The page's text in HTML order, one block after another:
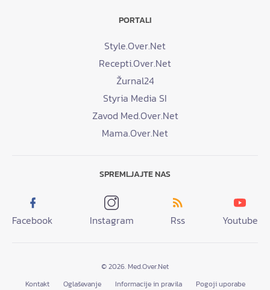
PORTALI
Style.Over.Net
Recepti.Over.Net
Žurnal24
Styria Media SI
Zavod Med.Over.Net
Mama.Over.Net
SPREMLJAJTE NAS
Facebook Instagram Rss Youtube
© 2026. Med.Over.Net
Kontakt
Oglaševanje Informacije in pravila Pogoji uporabe